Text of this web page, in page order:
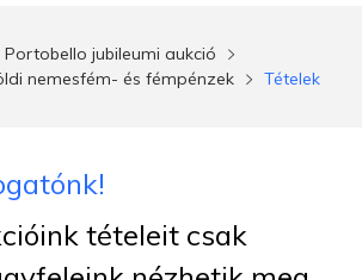
Portobello jubileumi aukció
nemesfém- és fémpénzek
Tételek
tételeit csak